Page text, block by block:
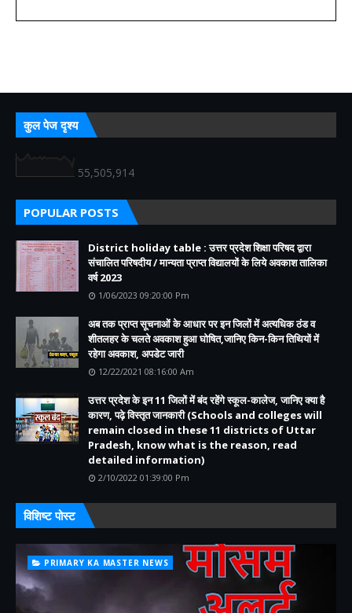
कुल पेज दृश्य
55,505,914
POPULAR POSTS
District holiday table : उत्तर प्रदेश शिक्षा परिषद द्वारा
संचालित परिषदीय / मान्यता प्राप्त विद्यालयों के लिये अवकाश तालिका
वर्ष 2023
1/06/2023 09:20:00 Pm
अब तक प्राप्त सूचनाओं के आधार पर इन जिलों में अत्यधिक ठंड व
शीतलहर के चलते अवकाश हुआ घोषित,जानिए किन-किन तिथियों में
रहेगा अवकाश, अपडेट जारी
12/22/2021 08:16:00 Am
उत्तर प्रदेश के इन 11 जिलों में बंद रहेंगे स्कूल-कालेज, जानिए क्या है
कारण, पढ़े विस्तृत जानकारी (Schools and colleges will
remain closed in these 11 districts of Uttar
Pradesh, know what is the reason, read
detailed information)
2/10/2022 01:39:00 Pm
विशिष्ट पोस्ट
PRIMARY KA MASTER NEWS